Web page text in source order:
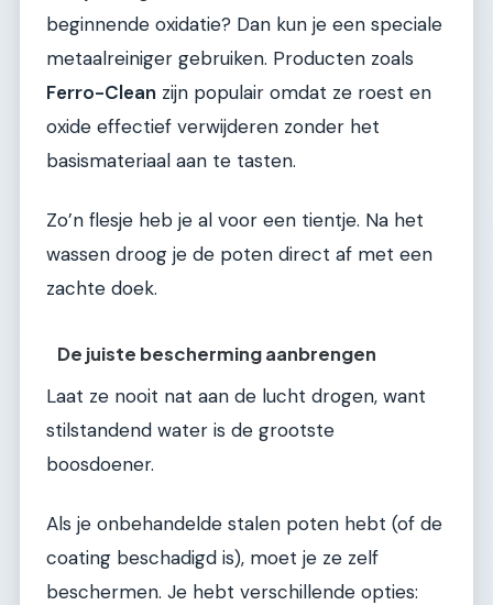
beginnende oxidatie? Dan kun je een speciale
metaalreiniger gebruiken. Producten zoals
Ferro-Clean zijn populair omdat ze roest en
oxide effectief verwijderen zonder het
basismateriaal aan te tasten.
Zo’n flesje heb je al voor een tientje. Na het
wassen droog je de poten direct af met een
zachte doek.
De juiste bescherming aanbrengen
Laat ze nooit nat aan de lucht drogen, want
stilstandend water is de grootste
boosdoener.
Als je onbehandelde stalen poten hebt (of de
coating beschadigd is), moet je ze zelf
beschermen. Je hebt verschillende opties: